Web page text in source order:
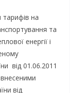
на
та
енергії і
від 01.06.2011
від